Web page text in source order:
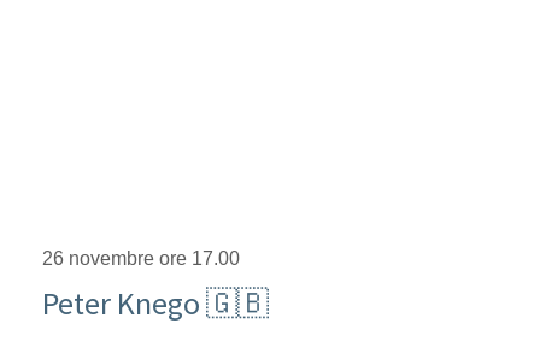
26 novembre ore 17.00
Peter Knego 🇬🇧